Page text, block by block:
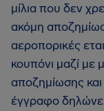
μίλια που δεν
ακόμη
αεροπορικές
κουπόνι μαζί με
αποζημίωσης
έγγραφο